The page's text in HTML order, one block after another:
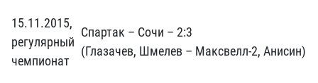
15.11.2015,
регулярный
чемпионат
Спартак – Сочи – 2:3
(Глазачев, Шмелев – Максвелл-2, Анисин)